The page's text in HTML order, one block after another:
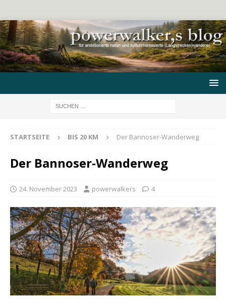
STARTSEITE BIS 20 KM Der Bannoser-Wanderweg
Der Bannoser-Wanderweg
24. November 2023 powerwalkers 4